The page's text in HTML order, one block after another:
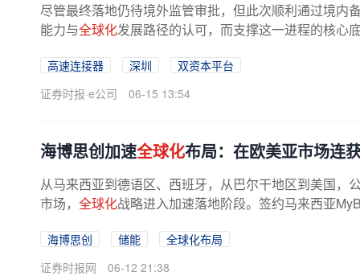
尽管最终落地仍待境外监管审批，但此次顺利通过境内
能力与全球化发展路径的认可，而支撑这一进程的核心
高速连接器 深圳
双资本平台
证券时报·e公司
06-15 13:54
海博思创加速全球化布局：在欧美亚市场连
从马来西亚到德语区、西班牙，从巴尔干地区到美国，
市场， 全球化战略进入加速落地阶段。签约马来西亚
海博思创 储能
全球化布局
证券时报网
06-12 21:38